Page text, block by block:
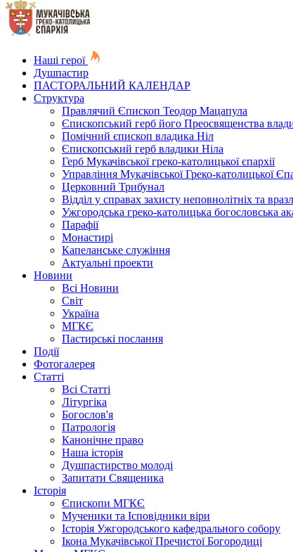
Наші герої
Душпастир
ПАСТОРАЛЬНИЙ КАЛЕНДАР
Структура
Правлячий Єпископ Теодор Мацапула
Єпископський герб його Преосвященства
Помічний єпископ владика Ніл
Єпископський герб владики Ніла
Герб Мукачівської греко-католицької єпархії
Управління Мукачівської Греко-католицької
Церковний Трибунал
Відділ у справах захисту неповнолітніх та
Ужгородська греко-католицька богословська
Парафії
Монастирі
Капеланське служіння
Актуальні проекти
Новини
Всі Новини
Світ
Україна
МГКЄ
Пастирські послання
Події
Фотогалерея
Статті
Всі Статті
Літургіка
Богослов'я
Патрологія
Канонічне право
Наша історія
Душпастирство молоді
Запитати Священика
Історія
Єпископи МГКЄ
Мученики та Ісповідники віри
Історія Ужгородського кафедрального собору
Ікона Мукачівської Пречистої Богородиці